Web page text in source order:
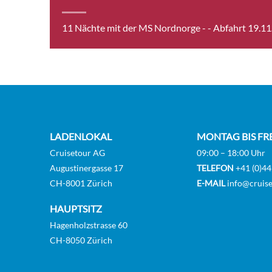
24.11.26
25.11.26 Vadso
25.11.26
25.11.26
25.11.26
26.11.26
11 Nächte mit der MS Nordnorge - - Abfahrt
LADENLOKAL
Cruisetour AG
Augustinergasse 17
CH-8001 Zürich
HAUPTSITZ
Hagenholzstrasse 60
CH-8050 Zürich
MONTAG BIS
09:00 – 18:00 Uhr
TELEFON +41
E-MAIL